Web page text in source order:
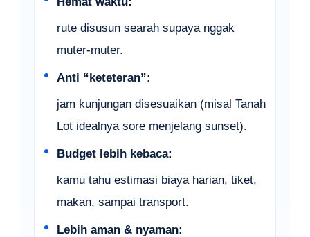
rute disusun searah supaya nggak
muter-muter.
Anti “keteteran”:
jam kunjungan disesuaikan (misal Tanah
Lot idealnya sore menjelang sunset).
Budget lebih kebaca:
kamu tahu estimasi biaya harian, tiket,
makan, sampai transport.
Lebih aman & nyaman: